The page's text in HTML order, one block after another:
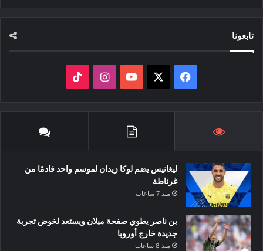
تابعونا
فيسبوك ‫YouTubeانستقرام
ليغانيس يضم لوكا زيدان لموسم واحد قادمًا من
غرناطة
منذ 7 ساعات
بن ناصر يطوي صفحة ميلان ويستعد لخوض تجربة
جديدة خارج أوروبا
منذ 8 ساعات